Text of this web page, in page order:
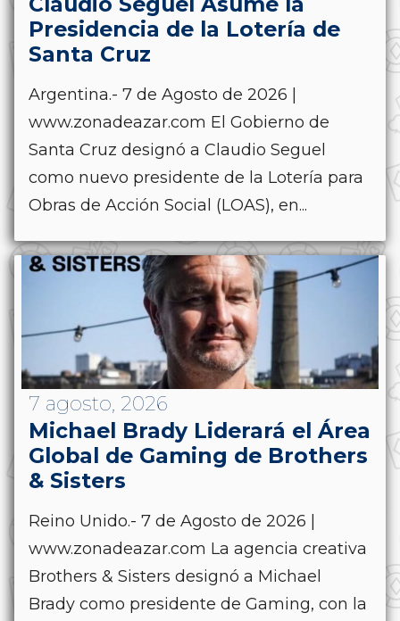
Presidencia de la Lotería de
Santa Cruz
Argentina.- 7 de Agosto de 2026 |
www.zonadeazar.com El Gobierno de
Santa Cruz designó a Claudio Seguel
como nuevo presidente de la Lotería para
Obras de Acción Social (LOAS), en...
7 agosto, 2026
Michael Brady Liderará el Área
Global de Gaming de Brothers
& Sisters
Reino Unido.- 7 de Agosto de 2026 |
www.zonadeazar.com La agencia creativa
Brothers & Sisters designó a Michael
Brady como presidente de Gaming, con la